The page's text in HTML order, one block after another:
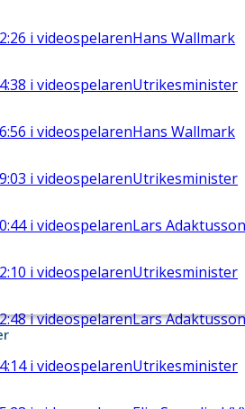
i videospelarenHans Wallmark
i videospelarenUtrikesminister
i videospelarenHans Wallmark
i videospelarenUtrikesminister
i videospelarenLars Adaktusson
i videospelarenUtrikesminister
i videospelarenLars Adaktusson
i videospelarenUtrikesminister